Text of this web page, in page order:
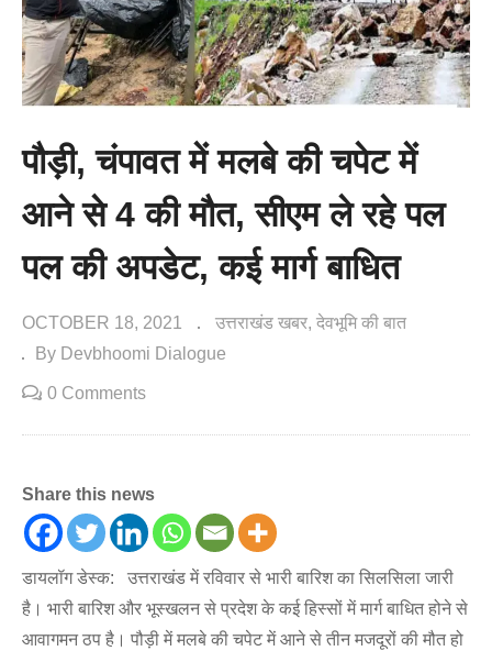
पौड़ी, चंपावत में मलबे की चपेट में
आने से 4 की मौत, सीएम ले रहे पल
पल की अपडेट, कई मार्ग बाधित
OCTOBER 18, 2021 उत्तराखंड खबर देवभूमि की बात
By Devbhoomi Dialogue
0 Comments
Share this news
डायलॉग डेस्क: उत्तराखंड में रविवार से भारी बारिश का सिलसिला जारी
है। भारी बारिश और भूस्खलन से प्रदेश के कई हिस्सों में मार्ग बाधित होने से
आवागमन ठप है। पौड़ी में मलबे की चपेट में आने से तीन मजदूरों की मौत हो